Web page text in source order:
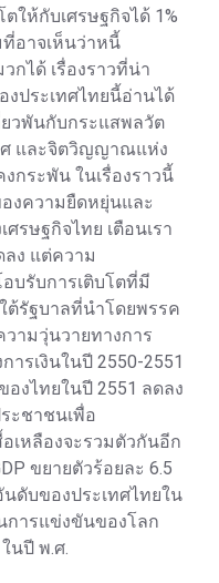
ให้กับเศรษฐกิจได้ 1%
ที่อาจเห็นว่าหนี้
กได้ เรื่องราวที่น่า
งประเทศไทยนี้อ่านได้
วพันกับกระแสพลวัต
ศ และจิตวิญญาณแห่ง
กระพัน ในเรื่องราวนี้
งความยืดหยุ่นและ
รษฐกิจไทย เตือนเรา
ง แต่ความ
บรับการเติบโตที่มี
ต้รัฐบาลที่นำโดยพรรค
ามวุ่นวายทางการ
รเงินในปี 2550-2551
องไทยในปี 2551 ลดลง
ะชาชนเพื่อ
เหลืองจะรวมตัวกันอีก
ขยายตัวร้อยละ 6.5
นดับของประเทศไทยใน
ารแข่งขันของโลก
นปี พ.ศ.